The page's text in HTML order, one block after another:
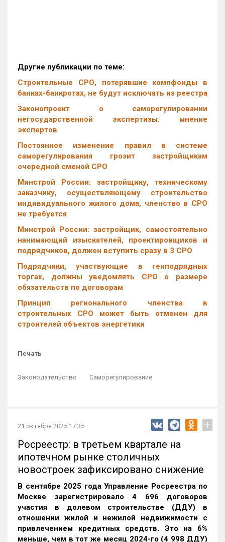
Другие публикации по теме:
Строительные СРО, потерявшие компфонды в
банках-банкротах, не будут исключать из реестра
Законопроект о саморегулировании
негосударственной экспертизы: мнение
экспертов
Постоянное изменение правил в системе
саморегулирования грозит застройщикам
очередной сменой СРО
Минстрой России: застройщику, техническому
заказчику, осуществляющему строительство
индивидуального жилого дома, членство в СРО
не требуется
Минстрой России: застройщик, самостоятельно
нанимающий изыскателей, проектировщиков и
подрядчиков, должен вступить сразу в 3 СРО
Подрядчики, участвующие в генподрядных
торгах, должны уведомлять СРО о размере
обязательств по договорам
Принцип регионального членства в
строительных СРО может быть отменен для
строителей объектов энергетики
Печать
Законодательство Саморегулирование
21 октября 2025 17:35 +
Росреестр: в третьем квартале на
ипотечном рынке столичных
новостроек зафиксировано снижение
В сентябре 2025 года Управление Росреестра по
Москве зарегистрировало 4 696 договоров
участия в долевом строительстве (ДДУ) в
отношении жилой и нежилой недвижимости с
привлечением кредитных средств. Это на 6%
меньше, чем в тот же месяц 2024-го (4 998 ДДУ)